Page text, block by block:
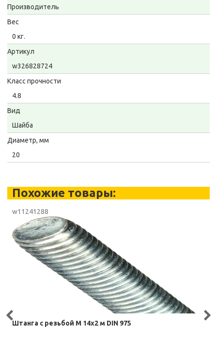
Производитель
Вес
0 кг.
Артикул
w326828724
Класс прочности
4.8
Вид
Шайба
Диаметр, мм
20
Похожие товары:
w11241288
Штанга с резьбой M 14х2 м DIN 975